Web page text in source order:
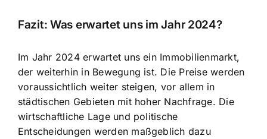
Fazit: Was erwartet uns im Jahr 2024?
Im Jahr 2024 erwartet uns ein Immobilienmarkt,
der weiterhin in Bewegung ist. Die Preise werden
voraussichtlich weiter steigen, vor allem in
städtischen Gebieten mit hoher Nachfrage. Die
wirtschaftliche Lage und politische
Entscheidungen werden maßgeblich dazu